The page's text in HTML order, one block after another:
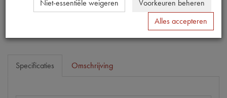
Bestel
Specificaties Omschrijving
Niet-essentiële weigeren
Voorkeuren beheren
Alles accepteren